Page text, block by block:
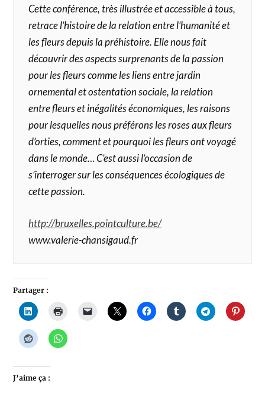
Cette conférence, très illustrée et accessible à tous,
retrace l’histoire de la relation entre l’humanité et
les fleurs depuis la préhistoire. Elle nous fait
découvrir des aspects surprenants de la passion
pour les fleurs comme les liens entre jardin
ornemental et ostentation sociale, la relation
entre fleurs et inégalités économiques, les raisons
pour lesquelles nous préférons les roses aux fleurs
d’orties, comment et pourquoi les fleurs ont voyagé
dans le monde… C’est aussi l’occasion de
s’interroger sur les conséquences écologiques de
cette passion.
http://bruxelles.pointculture.be/
www.valerie-chansigaud.fr
Partager :
J’aime ça :